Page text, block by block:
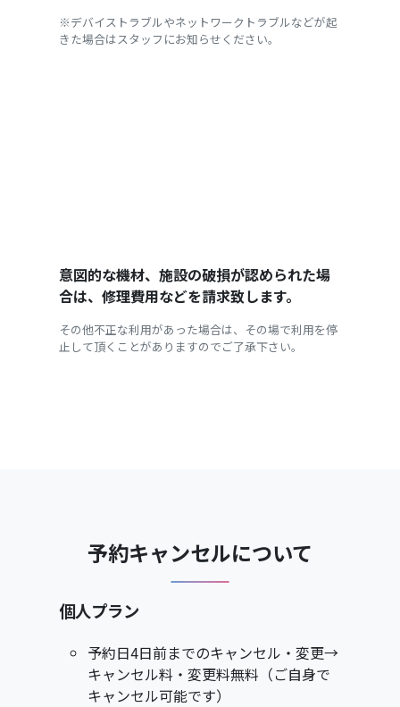
※デバイストラブルやネットワークトラブルなどが起
きた場合はスタッフにお知らせください。
意図的な機材、施設の破損が認められた場
合は、修理費用などを請求致します。
その他不正な利用があった場合は、その場で利用を停
止して頂くことがありますのでご了承下さい。
予約キャンセルについて
個人プラン
予約日4日前までのキャンセル・変更→
キャンセル料・変更料無料（ご自身で
キャンセル可能です）